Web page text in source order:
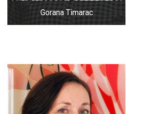
Gorana Timarac